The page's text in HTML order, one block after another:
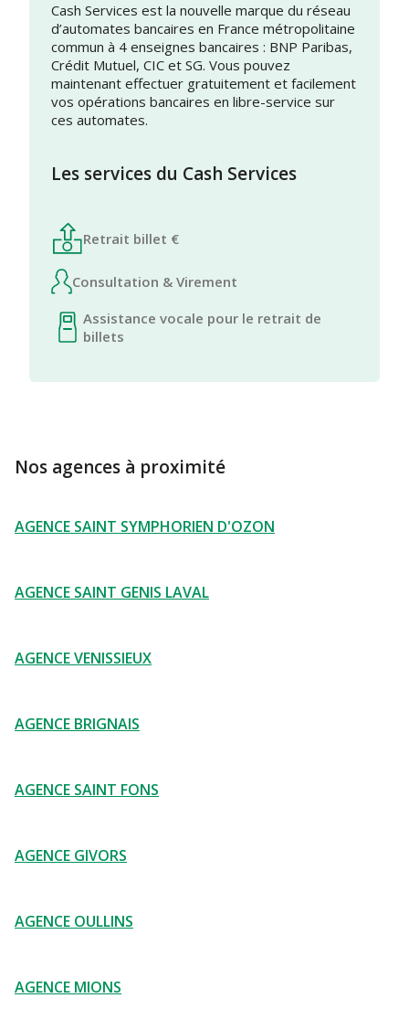
Cash Services est la nouvelle marque du réseau
d’automates bancaires en France métropolitaine
commun à 4 enseignes bancaires : BNP Paribas,
Crédit Mutuel, CIC et SG. Vous pouvez
maintenant effectuer gratuitement et facilement
vos opérations bancaires en libre-service sur
ces automates.
Les services du Cash Services
Retrait billet €
Consultation & Virement
Assistance vocale pour le retrait de
billets
Nos agences à proximité
AGENCE SAINT SYMPHORIEN D'OZON
AGENCE SAINT GENIS LAVAL
AGENCE VENISSIEUX
AGENCE BRIGNAIS
AGENCE SAINT FONS
AGENCE GIVORS
AGENCE OULLINS
AGENCE MIONS